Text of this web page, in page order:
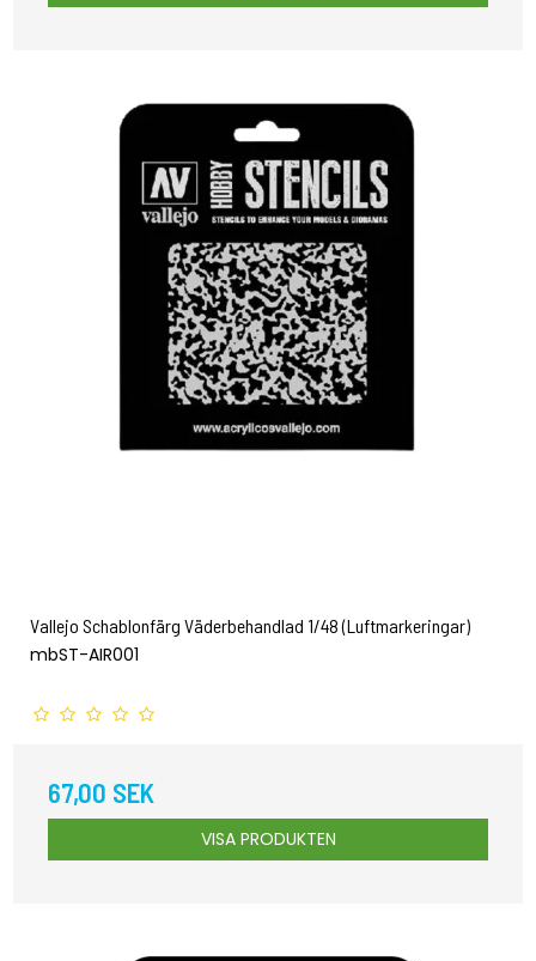
Vallejo Schablonfärg Väderbehandlad 1/48 (Luftmarkeringar)
mbST-AIR001
67,00 SEK
VISA PRODUKTEN